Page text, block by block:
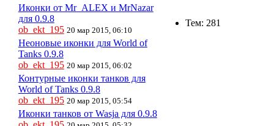
Тем: 281
Иконки от Mr_ALEX и MrNazar
для 0.9.8
ob_ekt_195 20 мар 2015, 06:10
Неоновые иконки для World of
Tanks 0.9.8
ob_ekt_195 20 мар 2015, 06:02
Контурные иконки танков для
World of Tanks 0.9.8
ob_ekt_195 20 мар 2015, 05:54
Иконки танков от Wasja для 0.9.8